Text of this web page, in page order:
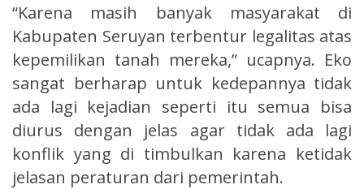
“Karena masih banyak masyarakat di
Kabupaten Seruyan terbentur legalitas atas
kepemilikan tanah mereka,” ucapnya. Eko
sangat berharap untuk kedepannya tidak
ada lagi kejadian seperti itu semua bisa
diurus dengan jelas agar tidak ada lagi
konflik yang di timbulkan karena ketidak
jelasan peraturan dari pemerintah.